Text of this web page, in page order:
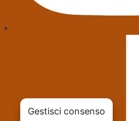
Gestisci consenso